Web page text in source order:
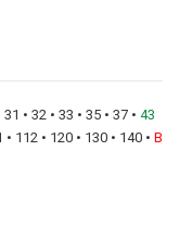
31 • 32 • 33 • 35 • 37 • 43
• 112 • 120 • 130 • 140 • B